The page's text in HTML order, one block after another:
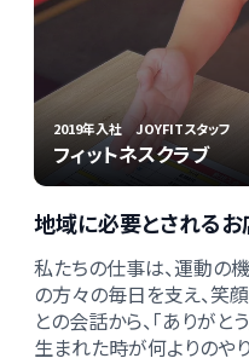
2019年入社 JOYFITスタッフ
フィットネスクラブ
地域に必要とされるお
私たちの仕事は、運動の
の方々の毎日を支え、笑
との会話から、「ありがと
生まれた時が何よりのや